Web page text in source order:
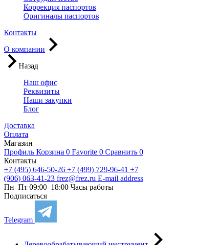
Коррекция паспортов
Оригиналы паспортов
Контакты
О компании
Назад
Наш офис
Реквизиты
Наши закупки
Блог
Доставка
Оплата
Магазин
Профиль Корзина 0 Favorite 0 Сравнить 0
Контакты
+7 (495) 646-50-26 +7 (499) 729-96-41 +7
(906) 063-41-23 frez@frez.ru E-mail address
Пн–Пт 09:00–18:00 Часы работы
Подписаться
Telegram